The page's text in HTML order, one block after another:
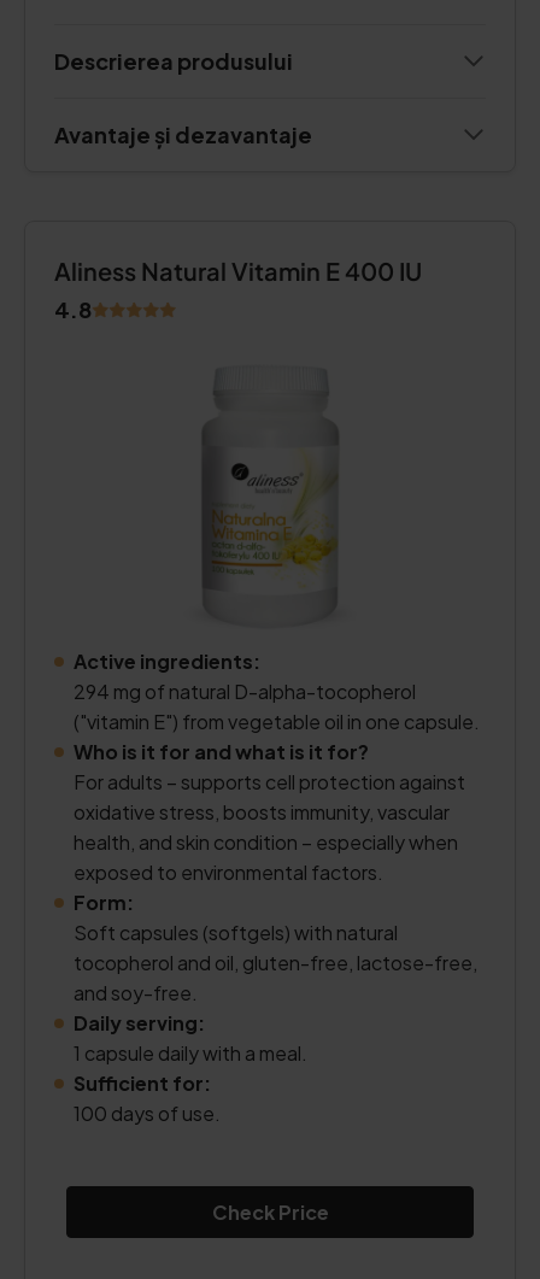
Descrierea produsului
Avantaje și dezavantaje
Aliness Natural Vitamin E 400 IU
4.8
Active ingredients:
294 mg of natural D-alpha-tocopherol
("vitamin E") from vegetable oil in one capsule.
Who is it for and what is it for?
For adults – supports cell protection against
oxidative stress, boosts immunity, vascular
health, and skin condition – especially when
exposed to environmental factors.
Form:
Soft capsules (softgels) with natural
tocopherol and oil, gluten-free, lactose-free,
and soy-free.
Daily serving:
1 capsule daily with a meal.
Sufficient for:
100 days of use.
Check Price